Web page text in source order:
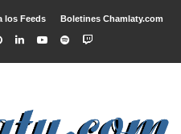
los Feeds Boletines Chamlaty.com